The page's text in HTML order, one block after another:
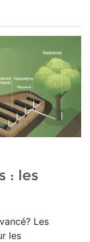
: les
Les
les